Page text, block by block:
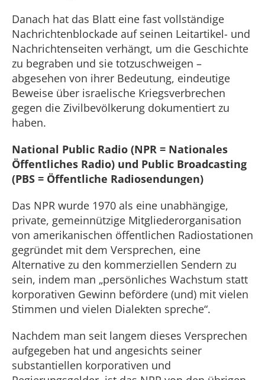
Danach hat das Blatt eine fast vollständige
Nachrichtenblockade auf seinen Leitartikel- und
Nachrichtenseiten verhängt, um die Geschichte
zu begraben und sie totzuschweigen –
abgesehen von ihrer Bedeutung, eindeutige
Beweise über israelische Kriegsverbrechen
gegen die Zivilbevölkerung dokumentiert zu
haben.
National Public Radio (NPR = Nationales
Öffentliches Radio) und Public Broadcasting
(PBS = Öffentliche Radiosendungen)
Das NPR wurde 1970 als eine unabhängige,
private, gemeinnützige Mitgliederorganisation
von amerikanischen öffentlichen Radiostationen
gegründet mit dem Versprechen, eine
Alternative zu den kommerziellen Sendern zu
sein, indem man „persönliches Wachstum statt
korporativen Gewinn befördere (und) mit vielen
Stimmen und vielen Dialekten spreche“.
Nachdem man seit langem dieses Versprechen
aufgegeben hat und angesichts seiner
substantiellen korporativen und